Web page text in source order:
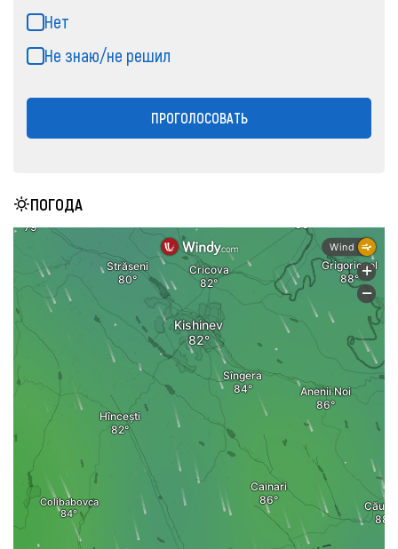
Нет
Не знаю/не решил
ПРОГОЛОСОВАТЬ
ПОГОДА